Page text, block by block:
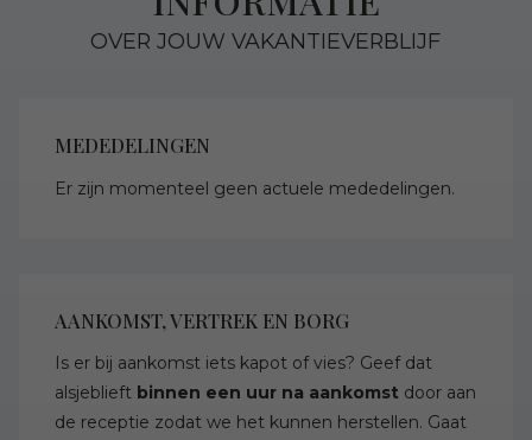
OVER JOUW VAKANTIEVERBLIJF
MEDEDELINGEN
Er zijn momenteel geen actuele mededelingen.
AANKOMST, VERTREK EN BORG
Is er bij aankomst iets kapot of vies? Geef dat
alsjeblieft binnen een uur na aankomst door aan
de receptie zodat we het kunnen herstellen. Gaat